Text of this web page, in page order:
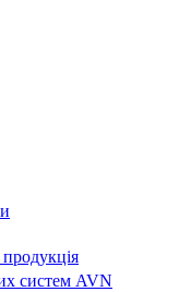
систем AVN